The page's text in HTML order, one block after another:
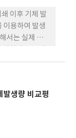
이후 기체 발
이용하여 발생
서는 실제 처분
월성원자력환
대한 건설 및
지에 기체발생
. 이에 대한 기
다양한 방법
제반사항을
발생량 비교평